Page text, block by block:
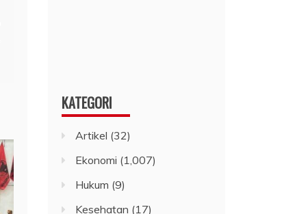
KATEGORI
Artikel (32)
Ekonomi (1,007)
Hukum (9)
Kesehatan (17)